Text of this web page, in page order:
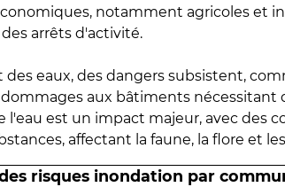
notamment agricoles et
arrêts d'activité.
des eaux, des dangers subsistent,
aux bâtiments nécessitant
l'eau est un impact majeur, avec des
affectant la faune, la flore et
risques inondation par